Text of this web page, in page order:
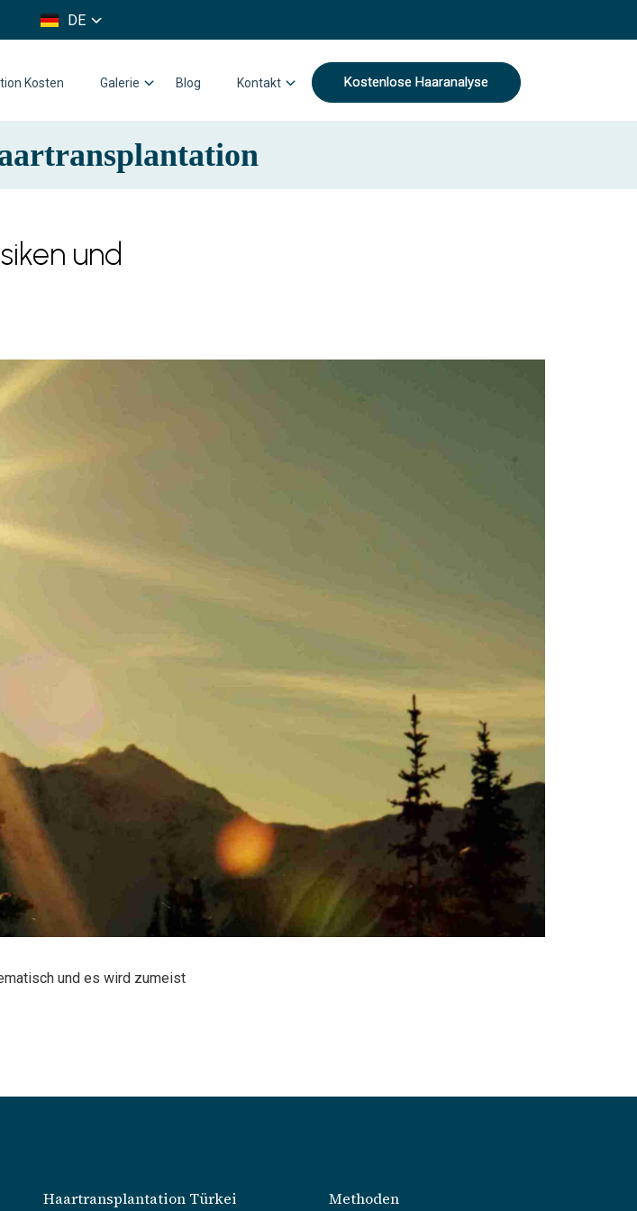
DE
IT
Kosten Galerie Blog Kontakt Kostenlose Haaranalyse
und
und es wird zumeist
Haartransplantation Türkei Methoden